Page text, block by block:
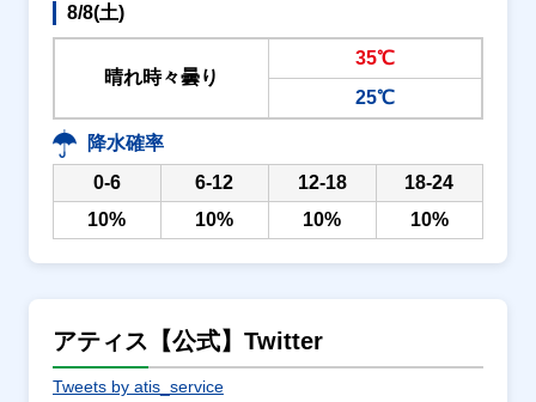
8/8(土)
晴れ時々曇り
35℃
25℃
降水確率
0-6
6-12 12-18
18-24
10%
10% 10% 10%
アティス【公式】Twitter
Tweets by atis_service